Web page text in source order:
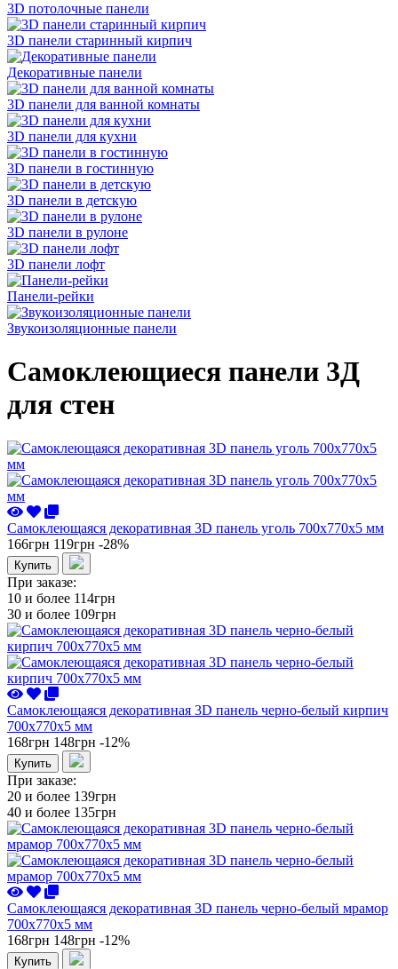
3D потолочные панели
3D панели старинный кирпич
Декоративные панели
3D панели для ванной комнаты
3D панели для кухни
3D панели в гостинную
3D панели в детскую
3D панели в рулоне
3D панели лофт
Панели-рейки
Звукоизоляционные панели
Самоклеющиеся панели 3Д
для стен
Самоклеющаяся декоративная 3D панель уголь 700x770x5 мм
166грн 119грн -28%
Купить
При заказе:
10 и более 114грн
30 и более 109грн
Самоклеющаяся декоративная 3D панель черно-белый кирпич
700x770x5 мм
168грн 148грн -12%
Купить
При заказе:
20 и более 139грн
40 и более 135грн
Самоклеющаяся декоративная 3D панель черно-белый мрамор
700x770x5 мм
168грн 148грн -12%
Купить